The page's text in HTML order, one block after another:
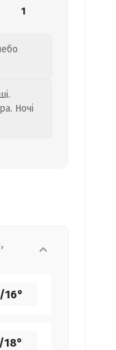
1
Ночі
/16°
/18°